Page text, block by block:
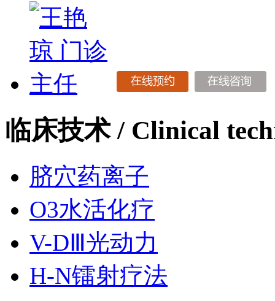
临床技术 / Clinical
脐穴药离子
O3水活化疗
V-DⅢ光动力
H-N镭射疗法